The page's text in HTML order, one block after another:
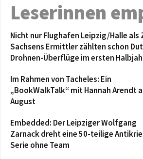
Leserinnen
Nicht nur Flughafen Leipzig/Halle als
Sachsens Ermittler zählten schon
Drohnen-Überflüge im ersten
Im Rahmen von Tacheles: Ein
„BookWalkTalk“ mit Hannah Arendt
August
Embedded: Der Leipziger Wolfgang
Zarnack dreht eine 50-teilige
Serie ohne Team